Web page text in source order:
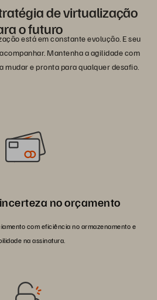
de virtualização
o futuro
está em constante evolução. E seu
Mantenha a agilidade com
mudar e pronta para qualquer desafio.
no orçamento
com eficiência no armazenamento e
na assinatura.